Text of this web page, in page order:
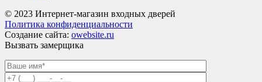
© 2023 Интернет-магазин входных дверей
Политика конфиденциальности
Создание сайта: owebsite.ru
Вызвать замерщика